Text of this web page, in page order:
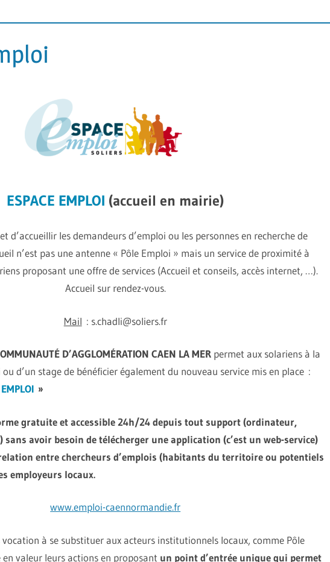
ESPACE EMPLOI (accueil en mairie)
d’accueillir les demandeurs d’emploi ou les personnes en recherche de
n’est pas une antenne « Pôle Emploi » mais un service de proximité à
proposant une offre de services (Accueil et conseils, accès internet, …).
Accueil sur rendez-vous.
Mail : s.chadli@soliers.fr
D’AGGLOMÉRATION CAEN LA MERpermet aux solariens à la
ou d’un stage de bénéficier également du nouveau service mis en place :
»
gratuite et accessible 24h/24 depuis tout support (ordinateur,
avoir besoin de télécherger une application (c’est un web-service)
entre chercheurs d’emplois (habitants du territoire ou potentiels
employeurs locaux.
www.emploi-caennormandie.fr
à se substituer aux acteurs institutionnels locaux, comme Pôle
valeur leurs actions en proposant un point d’entrée unique qui permet